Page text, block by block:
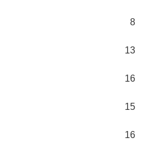
8
13
16
15
16